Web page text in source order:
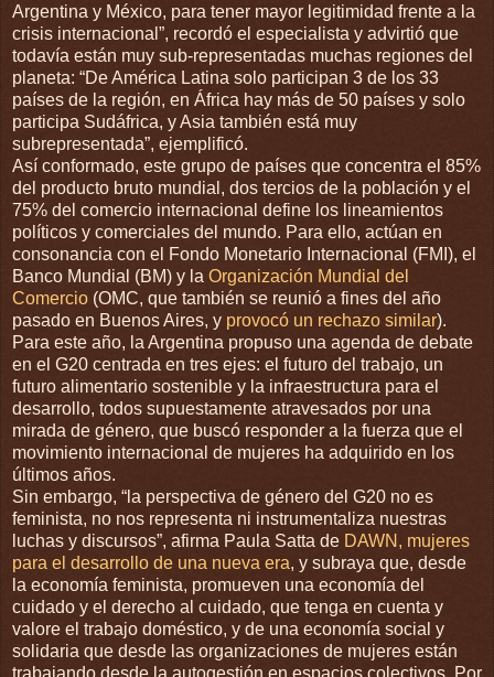
Argentina y México, para tener mayor legitimidad frente a la
crisis internacional”, recordó el especialista y advirtió que
todavía están muy sub-representadas muchas regiones del
planeta: “De América Latina solo participan 3 de los 33
países de la región, en África hay más de 50 países y solo
participa Sudáfrica, y Asia también está muy
subrepresentada”, ejemplificó.
Así conformado, este grupo de países que concentra el 85%
del producto bruto mundial, dos tercios de la población y el
75% del comercio internacional define los lineamientos
políticos y comerciales del mundo. Para ello, actúan en
consonancia con el Fondo Monetario Internacional (FMI), el
Banco Mundial (BM) y la Organización Mundial del
Comercio (OMC, que también se reunió a fines del año
pasado en Buenos Aires, y provocó un rechazo similar).
Para este año, la Argentina propuso una agenda de debate
en el G20 centrada en tres ejes: el futuro del trabajo, un
futuro alimentario sostenible y la infraestructura para el
desarrollo, todos supuestamente atravesados por una
mirada de género, que buscó responder a la fuerza que el
movimiento internacional de mujeres ha adquirido en los
últimos años.
Sin embargo, “la perspectiva de género del G20 no es
feminista, no nos representa ni instrumentaliza nuestras
luchas y discursos”, afirma Paula Satta de DAWN, mujeres
para el desarrollo de una nueva era, y subraya que, desde
la economía feminista, promueven una economía del
cuidado y el derecho al cuidado, que tenga en cuenta y
valore el trabajo doméstico, y de una economía social y
solidaria que desde las organizaciones de mujeres están
trabajando desde la autogestión en espacios colectivos. Por